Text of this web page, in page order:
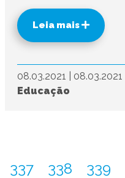
Leia mais
08.03.2021 08.03.2021
Educação
337 338 339